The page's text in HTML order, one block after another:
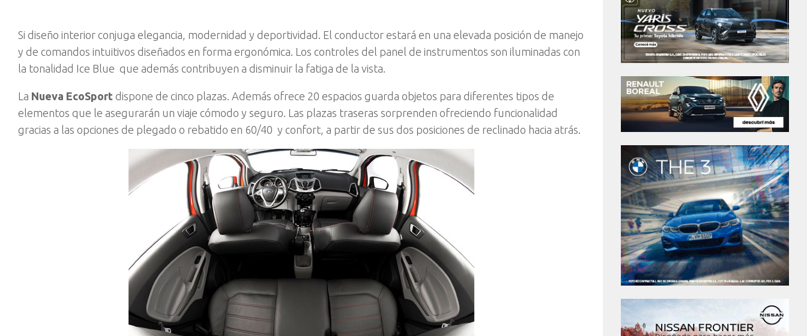
Si diseño interior conjuga elegancia, modernidad y deportividad. El conductor estará en una elevada posición de manejo
y de comandos intuitivos diseñados en forma ergonómica. Los controles del panel de instrumentos son iluminadas con
la tonalidad Ice Blue que además contribuyen a disminuir la fatiga de la vista.
La Nueva EcoSport dispone de cinco plazas. Además ofrece 20 espacios guarda objetos para diferentes tipos de
elementos que le asegurarán un viaje cómodo y seguro. Las plazas traseras sorprenden ofreciendo funcionalidad
gracias a las opciones de plegado o rebatido en 60/40 y confort, a partir de sus dos posiciones de reclinado hacia atrás.